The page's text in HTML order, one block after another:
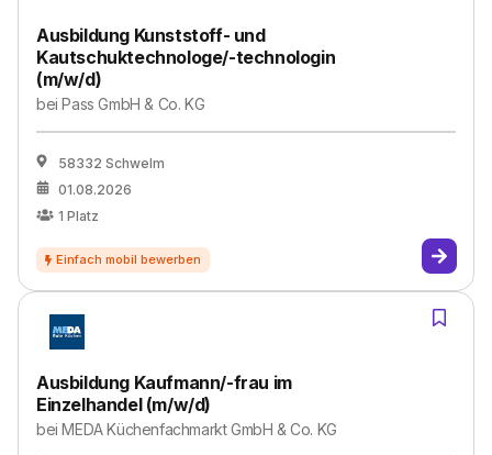
Ausbildung Kunststoff- und
Kautschuktechnologe/-technologin
(m/w/d)
beiPass GmbH & Co. KG
58332 Schwelm
01.08.2026
1 Platz
Ausbildung Kaufmann/-frau im
Einzelhandel (m/w/d)
beiMEDA Küchenfachmarkt GmbH & Co. KG